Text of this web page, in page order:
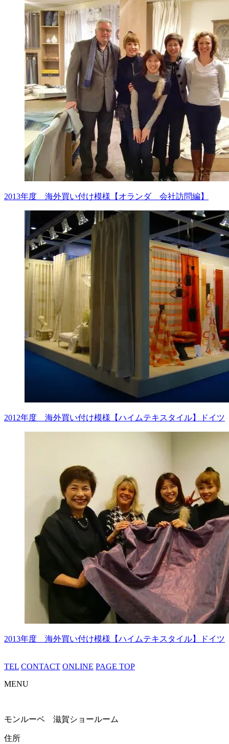
2013年度 海外買い付け模様【オランダ 会社訪問編】
2012年度 海外買い付け模様【ハイムテキスタイル】ドイツ
2013年度 海外買い付け模様【ハイムテキスタイル】ドイツ
TEL CONTACT ONLINE PAGE TOP
MENU
モンルーベ 滋賀ショールーム
住所